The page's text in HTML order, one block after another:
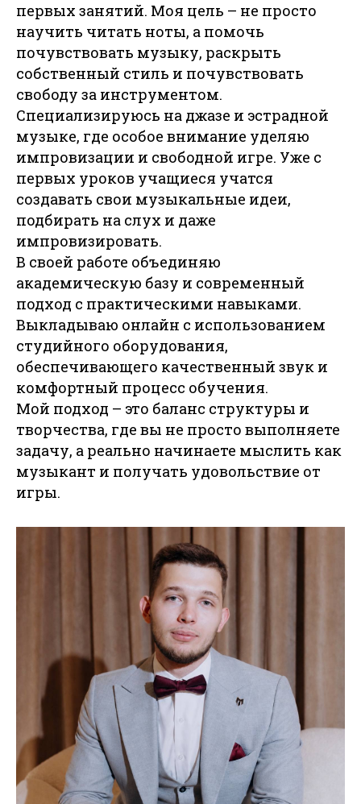
первых занятий. Моя цель – не просто
научить читать ноты, а помочь
почувствовать музыку, раскрыть
собственный стиль и почувствовать
свободу за инструментом.
Специализируюсь на джазе и эстрадной
музыке, где особое внимание уделяю
импровизации и свободной игре. Уже с
первых уроков учащиеся учатся
создавать свои музыкальные идеи,
подбирать на слух и даже
импровизировать.
В своей работе объединяю
академическую базу и современный
подход с практическими навыками.
Выкладываю онлайн с использованием
студийного оборудования,
обеспечивающего качественный звук и
комфортный процесс обучения.
Мой подход – это баланс структуры и
творчества, где вы не просто выполняете
задачу, а реально начинаете мыслить как
музыкант и получать удовольствие от
игры.